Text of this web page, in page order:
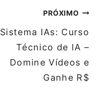
PRÓXIMO
Sistema IAs: Curso
Técnico de IA –
Domine Vídeos e
Ganhe R$